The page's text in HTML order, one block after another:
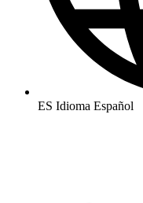
ES Idioma Español